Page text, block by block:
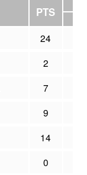
PTS
24
2
7
9
14
0